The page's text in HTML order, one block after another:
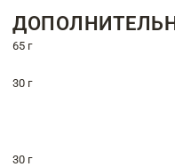
65 г
30 г
30 г